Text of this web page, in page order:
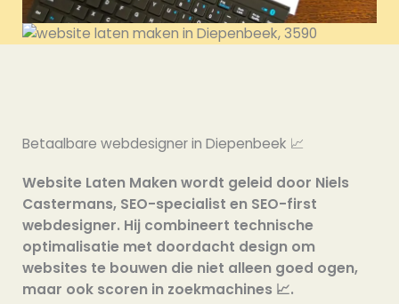
Betaalbare webdesigner in Diepenbeek 📈
Website Laten Maken wordt geleid door Niels
Castermans, SEO-specialist en SEO-first
webdesigner. Hij combineert technische
optimalisatie met doordacht design om
websites te bouwen die niet alleen goed ogen,
maar ook scoren in zoekmachines 📈.